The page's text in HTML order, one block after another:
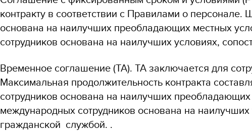
контракту в соответствии с Правилами о
основана на наилучших преобладающих местных
сотрудников основана на наилучших условиях,
Временное соглашение (TA). TA заключается для
Максимальная продолжительность контракта
сотрудников основана на наилучших
международных сотрудников основана на
гражданской службой. .